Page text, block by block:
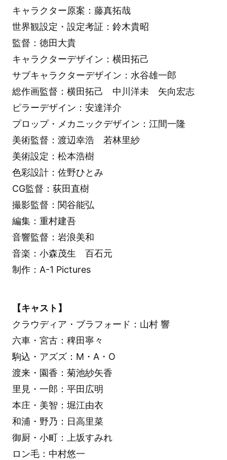
キャラクター原案：藤真拓哉
世界観設定・設定考証：鈴木貴昭
監督：徳田大貴
キャラクターデザイン：横田拓己
サブキャラクターデザイン：水谷雄一郎
総作画監督：横田拓己 中川洋未 矢向宏志
ピラーデザイン：安達洋介
プロップ・メカニックデザイン：江間一隆
美術監督：渡辺幸浩 若林里紗
美術設定：松本浩樹
色彩設計：佐野ひとみ
CG監督：荻田直樹
撮影監督：関谷能弘
編集：重村建吾
音響監督：岩浪美和
音楽：小森茂生 百石元
制作：A-1 Pictures
【キャスト】
クラウディア・ブラフォード：山村 響
六車・宮古：稗田寧々
駒込・アズズ：M・A・O
渡来・園香：菊池紗矢香
里見・一郎：平田広明
本庄・美智：堀江由衣
和浦・野乃：日高里菜
御厨・小町：上坂すみれ
ロン毛：中村悠一